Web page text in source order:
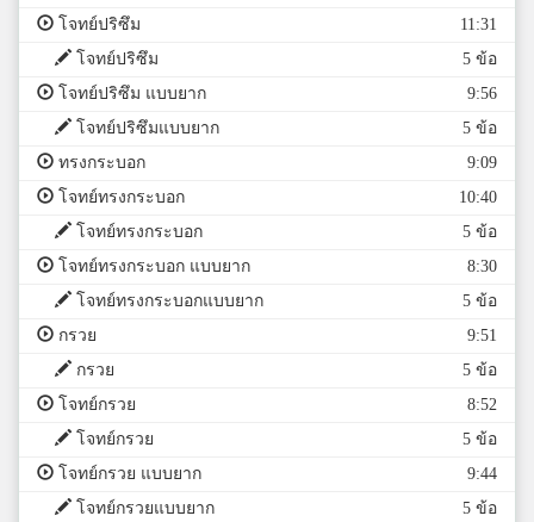
โจทย์ปริซึม
11:31
โจทย์ปริซึม
5 ข้อ
โจทย์ปริซึม แบบยาก
9:56
โจทย์ปริซึมแบบยาก
5 ข้อ
ทรงกระบอก
9:09
โจทย์ทรงกระบอก
10:40
โจทย์ทรงกระบอก
5 ข้อ
โจทย์ทรงกระบอก แบบยาก
8:30
โจทย์ทรงกระบอกแบบยาก
5 ข้อ
กรวย
9:51
กรวย
5 ข้อ
โจทย์กรวย
8:52
โจทย์กรวย
5 ข้อ
โจทย์กรวย แบบยาก
9:44
โจทย์กรวยแบบยาก
5 ข้อ